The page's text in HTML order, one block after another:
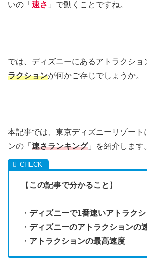
いの「 速さ 」で動くことですね。
では、ディズニーにあるアトラクショ
ラクションが何かご存じでしょうか。
本記事では、東京ディズニーリゾート
ンの「 速さランキング」を紹介します。
【 この記事で分かること 】
・ ディズニーで1番速いアトラク
・ ディズニーのアトラクションの
・ アトラクションの最高速度